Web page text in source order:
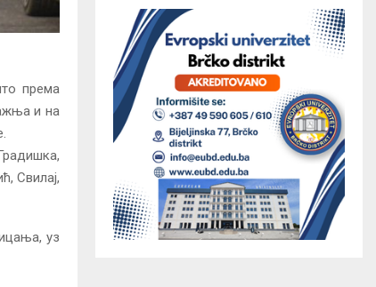
према
и на
Свилај,
уз